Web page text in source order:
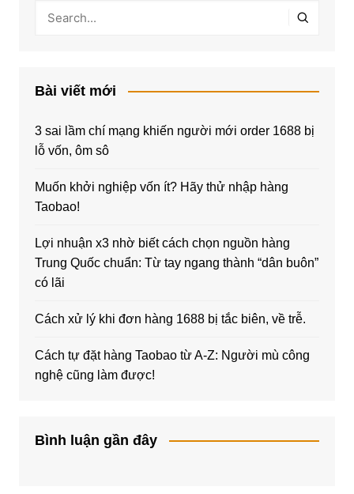
Bài viết mới
3 sai lầm chí mạng khiến người mới order 1688 bị
lỗ vốn, ôm sô
Muốn khởi nghiệp vốn ít? Hãy thử nhập hàng
Taobao!
Lợi nhuận x3 nhờ biết cách chọn nguồn hàng
Trung Quốc chuẩn: Từ tay ngang thành “dân buôn”
có lãi
Cách xử lý khi đơn hàng 1688 bị tắc biên, về trễ.
Cách tự đặt hàng Taobao từ A-Z: Người mù công
nghệ cũng làm được!
Bình luận gần đây